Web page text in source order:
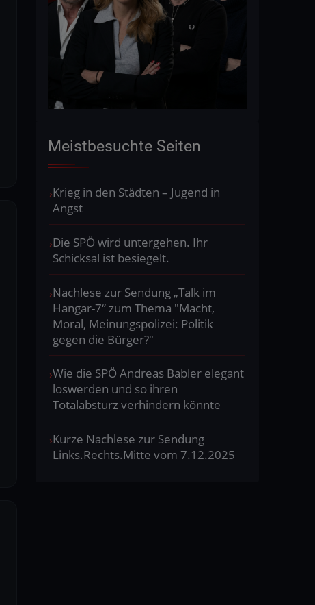
Meistbesuchte Seiten
Krieg in den Städten – Jugend in
Angst
Die SPÖ wird untergehen. Ihr
Schicksal ist besiegelt.
Nachlese zur Sendung „Talk im
Hangar-7“ zum Thema "Macht,
Moral, Meinungspolizei: Politik
gegen die Bürger?"
Wie die SPÖ Andreas Babler elegant
loswerden und so ihren
Totalabsturz verhindern könnte
Kurze Nachlese zur Sendung
Links.Rechts.Mitte vom 7.12.2025